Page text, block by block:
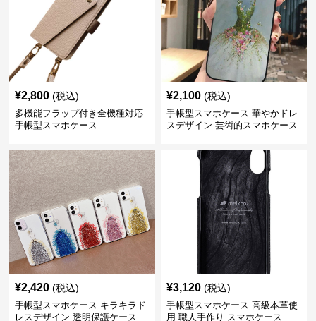
¥2,800 (税込)
多機能フラップ付き全機種対応
手帳型スマホケース
¥2,100 (税込)
手帳型スマホケース 華やかドレ
スデザイン 芸術的スマホケース
¥2,420 (税込)
手帳型スマホケース キラキラド
レスデザイン 透明保護ケース
¥3,120 (税込)
手帳型スマホケース 高級本革使
用 職人手作り スマホケース